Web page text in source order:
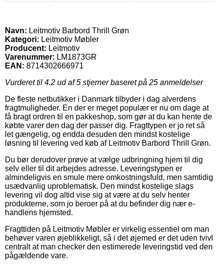
Navn: Leitmotiv Barbord Thrill Grøn
Kategori: Leitmotiv Møbler
Producent: Leitmotiv
Varenummer: LM1873GR
EAN: 8714302666971
Vurderet til 4.2 ud af 5 stjerner baseret på 25 anmeldelser
De fleste netbutikker i Danmark tilbyder i dag alverdens
fragtmuligheder. En der er meget populær er nu om dage at
få bragt ordren til en pakkeshop, som gør at du kan hente de
købte varer den dag der passer dig. Fragttypen er jo ret så
let gængelig, og endda desuden den mindst kostelige
løsning til levering ved køb af Leitmotiv Barbord Thrill Grøn.
Du bør derudover prøve at vælge udbringning hjem til dig
selv eller til dit arbejdes adresse. Leveringstypen er
almindeligvis en smule mere omkostningsfuld, men samtidig
usædvanlig uproblematisk. Den mindst kostelige slags
levering vil dog altid vise sig at være at du selv henter
produkterne, som jo beroer på at du befinder dig nær e-
handlens hjemsted.
Fragttiden på Leitmotiv Møbler er virkelig essentiel om man
behøver varen øjeblikkeligt, så i det øjemed er det uden tvivl
centralt at man checker den estimerede leveringstid ved den
pågældende vare.